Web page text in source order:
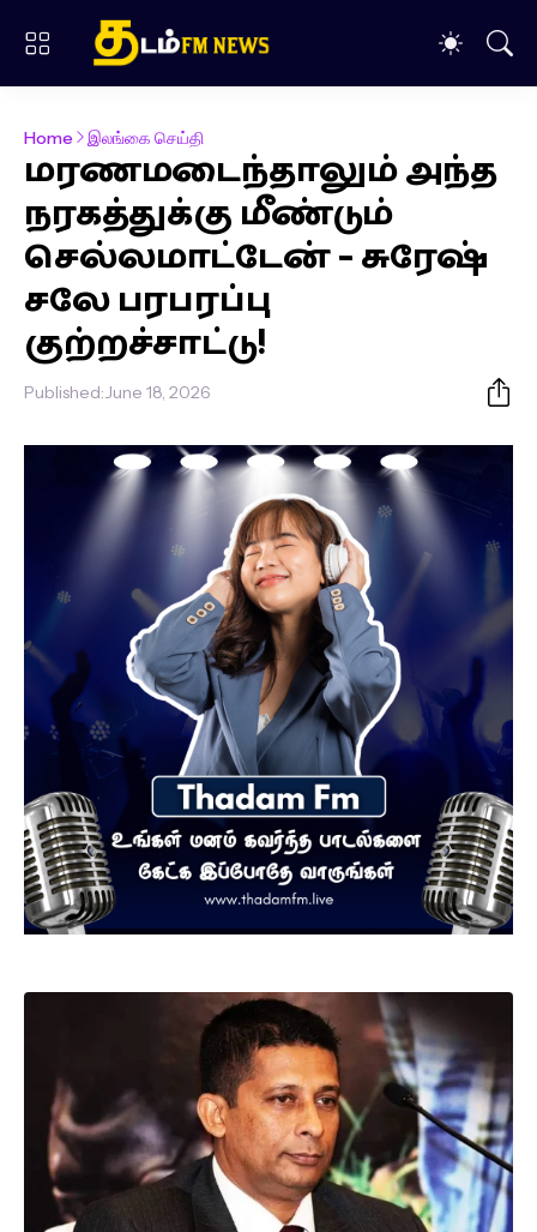
Home இலங்கை செய்தி
மரணமடைந்தாலும் அந்த
நரகத்துக்கு மீண்டும்
செல்லமாட்டேன் – சுரேஷ்
சலே பரபரப்பு
குற்றச்சாட்டு!
Published:June 18, 2026